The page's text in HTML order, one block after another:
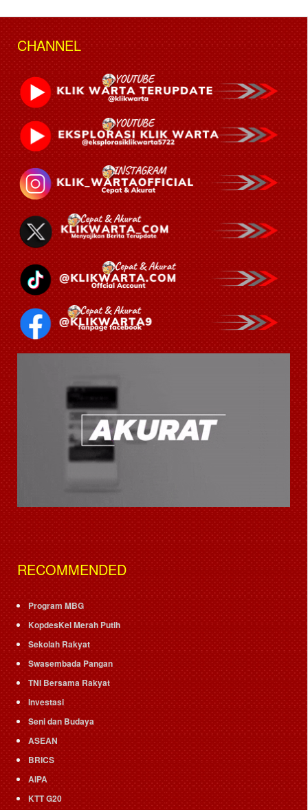
CHANNEL
RECOMMENDED
Program MBG
KopdesKel Merah Putih
Sekolah Rakyat
Swasembada Pangan
TNI Bersama Rakyat
Investasi
Seni dan Budaya
ASEAN
BRICS
AIPA
KTT G20